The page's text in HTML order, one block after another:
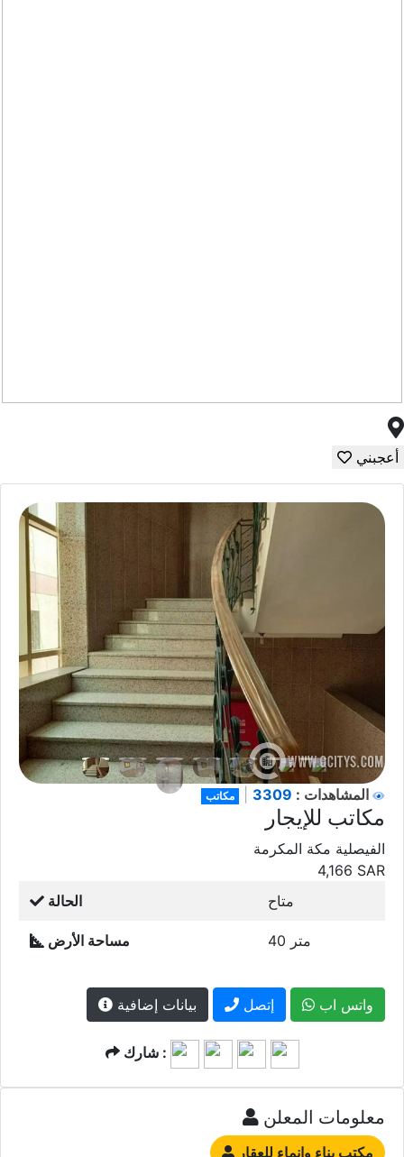
أعجبني
مكاتب | المشاهدات :
مكاتب للإيجار
الفيصلية مكة المكرمة
4,166 SAR
الحالة
متاح
مساحة الأرض 40 متر
بيانات إضافية إتصل واتس اب
شارك :
معلومات المعلن
مكتب بناء وانماء للعقار